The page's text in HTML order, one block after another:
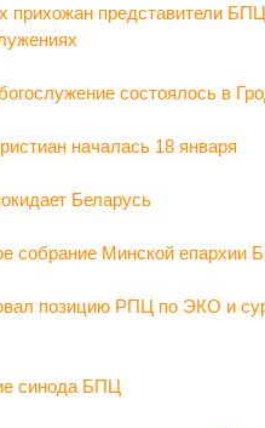
прихожан представители
состоялось в
началась 18 января
Беларусь
собрание Минской епархии
позицию РПЦ по ЭКО и
синода БПЦ